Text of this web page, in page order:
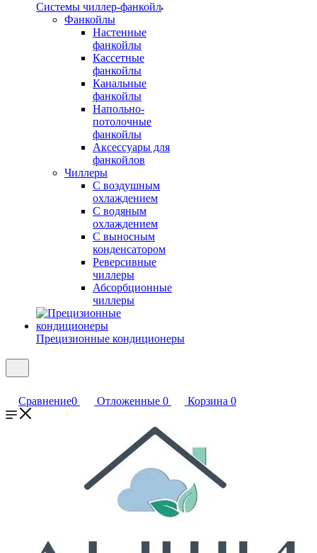
Системы чиллер-фанкойл
Фанкойлы
Настенные
фанкойлы
Кассетные
фанкойлы
Канальные
фанкойлы
Напольно-
потолочные
фанкойлы
Аксессуары для
фанкойлов
Чиллеры
С воздушным
охлаждением
С водяным
охлаждением
С выносным
конденсатором
Реверсивные
чиллеры
Абсорбционные
чиллеры
Прецизионные кондиционеры
Сравнение0 Отложенные 0 Корзина 0